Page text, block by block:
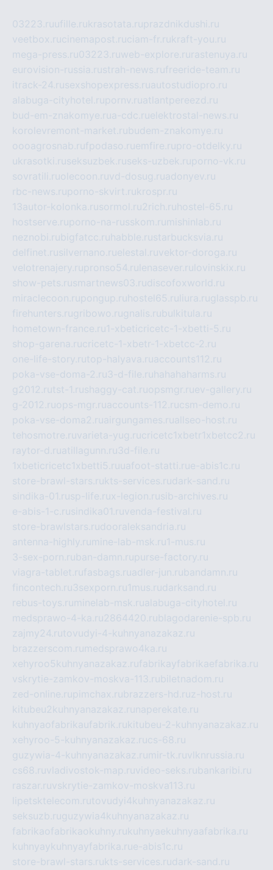
03223.ruufille.rukrasotata.ruprazdnikdushi.ru
veetbox.rucinemapost.ruciam-fr.rukraft-you.ru
mega-press.ru03223.ruweb-explore.ru rastenuya.ru
eurovision-russia.rustrah-news.rufreeride-team.ru
itrack-24.rusexshopexpress.ruautostudiopro.ru
alabuga-cityhotel.rupornv.ruatlantpereezd.ru
bud-em-znakomye.rua-cdc.ruelektrostal-news.ru
korolevremont-market.rubudem-znakomye.ru
oooagrosnab.rufpodaso.ruemfire.rupro-otdelky.ru
ukrasotki.ruseksuzbek.ruseks-uzbek.ruporno-vk.ru
sovratili.ruolecoon.ruvd-dosug.ruadonyev.ru
rbc-news.ruporno-skvirt.rukrospr.ru
13autor-kolonka.rusormol.ru2rich.ru hostel-65.ru
hostserve.ruporno-na-russkom.ru mishinlab.ru
neznobi.rubigfatcc.ru habble.rustarbucksvia.ru
delfinet.rusilvernano.ruelestal.ruvektor-doroga.ru
velotrenajery.rupronso54.ru lenasever.ru lovinskix.ru
show-pets.rusmartnews03.rudiscofoxworld.ru
miraclecoon.rupongup.ru hostel65.ru liura.ruglasspb.ru
firehunters.rugribowo.rugnalis.rubulkitula.ru
hometown-france.ru1-xbeticricetc-1-xbetti-5.ru
shop-garena.rucricetc-1-xbetr-1-xbetcc-2.ru
one-life-story.rutop-halyava.ruaccounts112.ru
poka-vse-doma-2.ru3-d-file.ru hahahaharms.ru
g2012.rutst-1.rushaggy-cat.ruopsmgr.ruev-gallery.ru
g-2012.ruops-mgr.ruaccounts-112.rucsm-demo.ru
poka-vse-doma2.ruairgungames.ruallseo-host.ru
tehosmotre.ruvarieta-yug.rucricetc1xbetr1xbetcc2.ru
raytor-d.ruatillagunn.ru3d-file.ru
1xbeticricetc1xbetti5.ruuafoot-statti.rue-abis1c.ru
store-brawl-stars.rukts-services.rudark-sand.ru
sindika-01.rusp-life.rux-legion.rusib-archives.ru
e-abis-1-c.rusindika01.ruvenda-festival.ru
store-brawlstars.rudooraleksandria.ru
antenna-highly.ru mine-lab-msk.ru1-mus.ru
3-sex-porn.ruban-damn.rupurse-factory.ru
viagra-tablet.rufasbags.ruadler-jun.rubandamn.ru
fincontech.ru3sexporn.ru1mus.rudarksand.ru
rebus-toys.ru minelab-msk.rualabuga-cityhotel.ru
medsprawo-4-ka.ru2864420.rublagodarenie-spb.ru
zajmy24.rutovudyi-4-kuhnyanazakaz.ru
brazzerscom.ru medsprawo4ka.ru
xehyroo5kuhnyanazakaz.rufabrikayfabrikaefabrika.ru
vskrytie-zamkov-moskva-113.rubiletnadom.ru
zed-online.rupimchax.rubrazzers-hd.ruz-host.ru
kitubeu2kuhnyanazakaz.ru naperekate.ru
kuhnyaofabrikaufabrik.rukitubeu-2-kuhnyanazakaz.ru
xehyroo-5-kuhnyanazakaz.rucs-68.ru
guzywia-4-kuhnyanazakaz.ru mir-tk.ruvlknrussia.ru
cs68.ruvladivostok-map.ruvideo-seks.rubankaribi.ru
raszar.ruvskrytie-zamkov-moskva113.ru
lipetsktelecom.rutovudyi4kuhnyanazakaz.ru
seksuzb.ruguzywia4kuhnyanazakaz.ru
fabrikaofabrikaokuhny.rukuhnyaekuhnyaafabrika.ru
kuhnyaykuhnyayfabrika.rue-abis1c.ru
store-brawl-stars.rukts-services.rudark-sand.ru